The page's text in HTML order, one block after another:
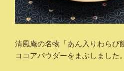
清風庵の名物「あん入りわらび
ココアパウダーをまぶしました。